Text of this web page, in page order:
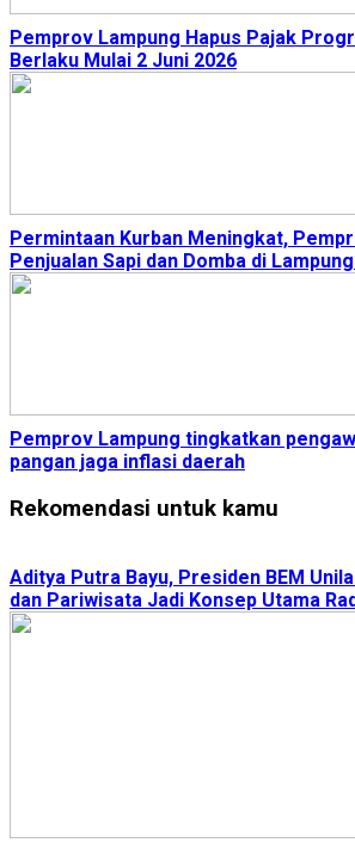
Pemprov Lampung Hapus Pajak
Berlaku Mulai 2 Juni 2026
Permintaan Kurban Meningkat,
Penjualan Sapi dan Domba di
Pemprov Lampung tingkatkan
pangan jaga inflasi daerah
Rekomendasi untuk kamu
Aditya Putra Bayu, Presiden BEM
dan Pariwisata Jadi Konsep Utama